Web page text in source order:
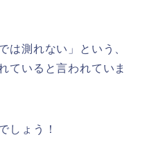
は測れない」という、
ていると言われていま
しょう！